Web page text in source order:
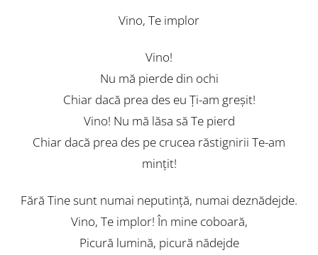
Vino, Te implor
Vino!
Nu mă pierde din ochi
Chiar dacă prea des eu Ţi-am greşit!
Vino! Nu mă lăsa să Te pierd
Chiar dacă prea des pe crucea răstignirii Te-am
minţit!
Fără Tine sunt numai neputinţă, numai deznădejde.
Vino, Te implor! În mine coboară,
Picură lumină, picură nădejde